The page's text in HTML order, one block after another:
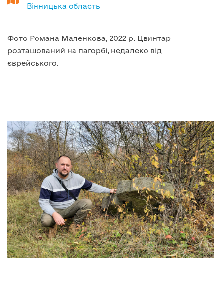
Вінницька область
Фото Романа Маленкова, 2022 р. Цвинтар
розташований на пагорбі, недалеко від
єврейського.